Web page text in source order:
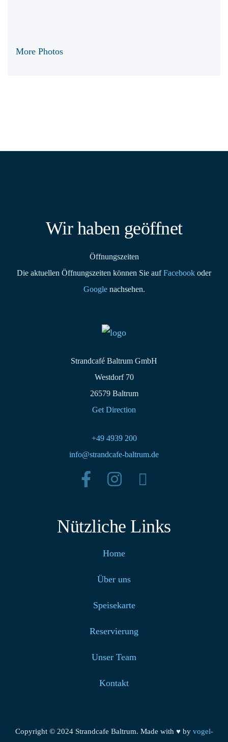
More Photos
Wir haben geöffnet
Öffnungszeiten
Die aktuellen Öffnungszeiten können Sie aufFacebook oder
Googlenachsehen.
Strandcafé Baltrum GmbH
Westdorf 70
26579 Baltrum
Get Direction
+49 4939 200
info@strandcafe-baltrum.de
Nützliche Links
Home
Über uns
Speisekarte
Reservierung
Unser Team
Kontakt
Copyright © 2024 Strandcafe Baltrum. Made with ♥ by vogel-